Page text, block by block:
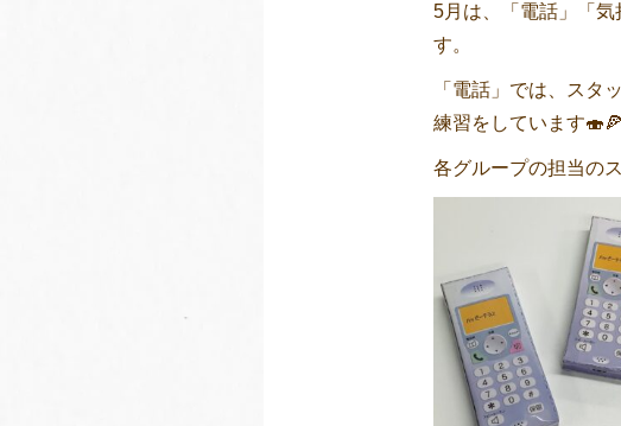
5月は、「電話」「
す。
「電話」では、スタ
練習をしています🍣🍕
各グループの担当の